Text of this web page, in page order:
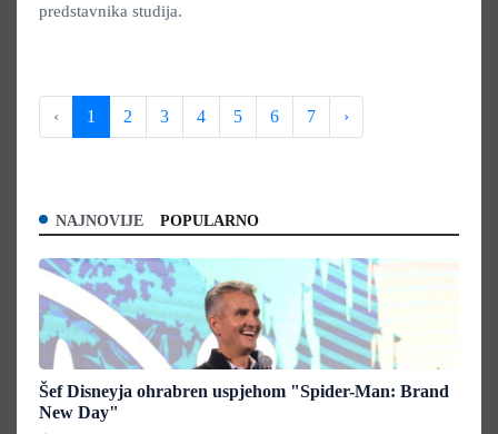
predstavnika studija.
‹ 1 2 3 4 5 6 7 ›
NAJNOVIJE POPULARNO
Šef Disneyja ohrabren uspjehom "Spider-Man: Brand
New Day"